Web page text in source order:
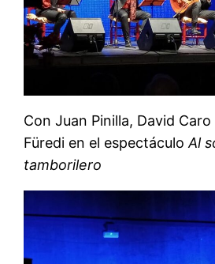
Con Juan Pinilla, David
Füredi en el espectáculoAl
tamborilero